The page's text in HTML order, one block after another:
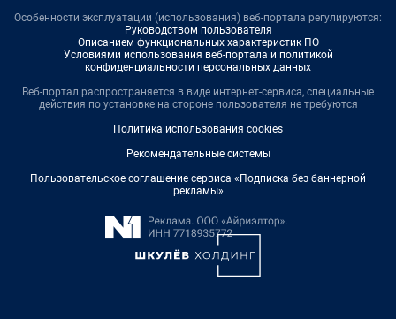
Особенности эксплуатации (использования) веб-портала регулируются:
Руководством пользователя
Описанием функциональных характеристик ПО
Условиями использования веб-портала и политикой
конфиденциальности персональных данных
Веб-портал распространяется в виде интернет-сервиса, специальные
действия по установке на стороне пользователя не требуются
Политика использования cookies
Рекомендательные системы
Пользовательское соглашение сервиса «Подписка без баннерной
рекламы»